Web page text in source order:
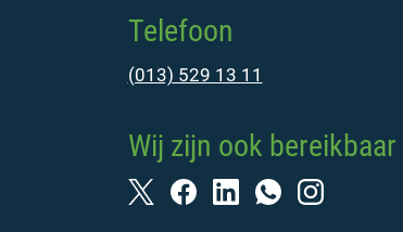
Telefoon
(013) 529 13 11
Wij zijn ook bereikbaar